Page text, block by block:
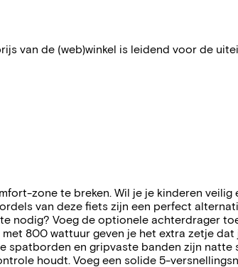
van de (web)winkel is leidend voor de
zone te breken. Wil je je kinderen
van deze fiets zijn een perfect
nodig? Voeg de optionele achterdrager
800 wattuur geven je het extra zetje
en gripvaste banden zijn
houdt. Voeg een solide 5-